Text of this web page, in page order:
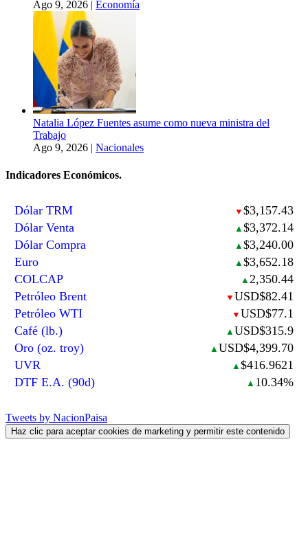
Ago 9, 2026 | Economía
Natalia López Fuentes asume como nueva ministra del
Trabajo
Ago 9, 2026 | Nacionales
Indicadores Económicos.
Dólar TRM ▼ $3,157.43
Dólar Venta
▲ $3,372.14
Dólar Compra
▲ $3,240.00
Euro
▲ $3,652.18
COLCAP
▲ 2,350.44
Petróleo Brent
▼ USD$82.41
Petróleo WTI
▼ USD$77.1
Café (lb.)
▲ USD$315.9
Oro (oz. troy)
▲ USD$4,399.70
UVR
▲ $416.9621
DTF E.A. (90d)
▲ 10.34%
Tweets by NacionPaisa
Haz clic para aceptar cookies de marketing y permitir este contenido